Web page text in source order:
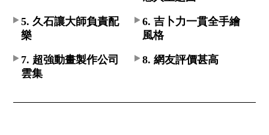
5. 久石讓大師負責配
樂
6. 吉卜力一貫全手繪
風格
7. 超強動畫製作公司
雲集
8. 網友評價甚高